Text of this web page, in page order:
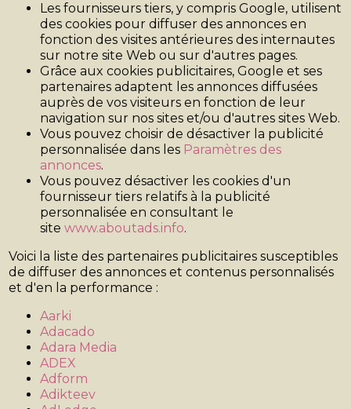
Les fournisseurs tiers, y compris Google, utilisent
des cookies pour diffuser des annonces en
fonction des visites antérieures des internautes
sur notre site Web ou sur d'autres pages.
Grâce aux cookies publicitaires, Google et ses
partenaires adaptent les annonces diffusées
auprès de vos visiteurs en fonction de leur
navigation sur nos sites et/ou d'autres sites Web.
Vous pouvez choisir de désactiver la publicité
personnalisée dans les Paramètres des
annonces.
Vous pouvez désactiver les cookies d'un
fournisseur tiers relatifs à la publicité
personnalisée en consultant le
site www.aboutads.info.
Voici la liste des partenaires publicitaires susceptibles
de diffuser des annonces et contenus personnalisés
et d'en la performance :
Aarki
Adacado
Adara Media
ADEX
Adform
Adikteev